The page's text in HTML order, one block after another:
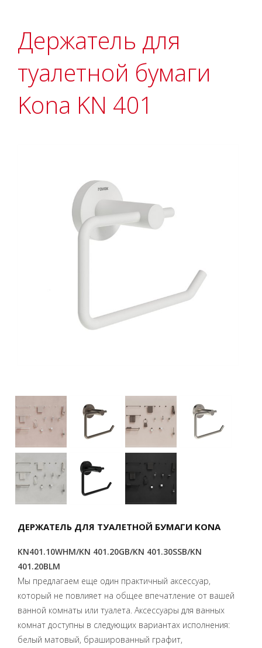
Держатель для
туалетной бумаги
Kona KN 401
ДЕРЖАТЕЛЬ ДЛЯ ТУАЛЕТНОЙ БУМАГИ KONA
KN401.10WHM/KN 401.20GB/KN 401.30SSB/KN
401.20BLM
Мы предлагаем еще один практичный аксессуар,
который не повлияет на общее впечатление от вашей
ванной комнаты или туалета. Аксессуары для ванных
комнат доступны в следующих вариантах исполнения:
белый матовый, брашированный графит,